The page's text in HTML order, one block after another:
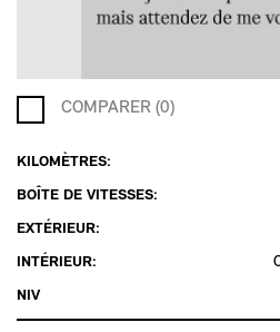
COMPARER (0)
KILOMÈTRES:
BOÎTE DE VITESSES:
EXTÉRIEUR:
INTÉRIEUR:
NIV